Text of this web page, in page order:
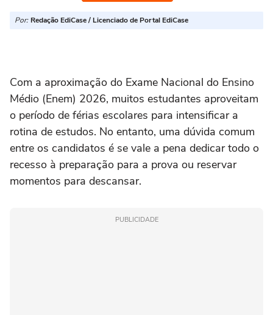
Por: Redação EdiCase / Licenciado de Portal EdiCase
Com a aproximação do Exame Nacional do Ensino
Médio (Enem) 2026, muitos estudantes aproveitam
o período de férias escolares para intensificar a
rotina de estudos. No entanto, uma dúvida comum
entre os candidatos é se vale a pena dedicar todo o
recesso à preparação para a prova ou reservar
momentos para descansar.
PUBLICIDADE